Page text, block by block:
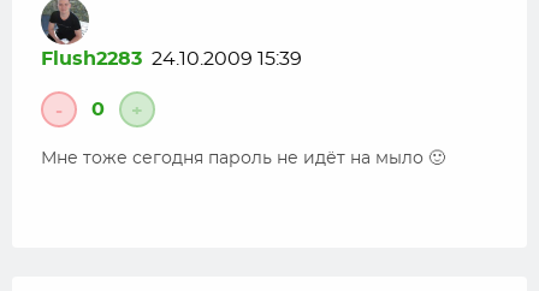
Flush2283 24.10.2009 15:39
- 0 +
Мне тоже сегодня пароль не идёт на мыло 🙂